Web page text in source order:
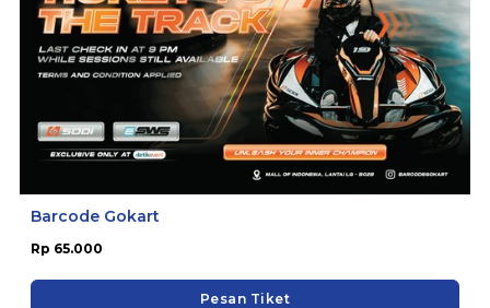
Barcode Gokart
Rp 65.000
Pesan Tiket